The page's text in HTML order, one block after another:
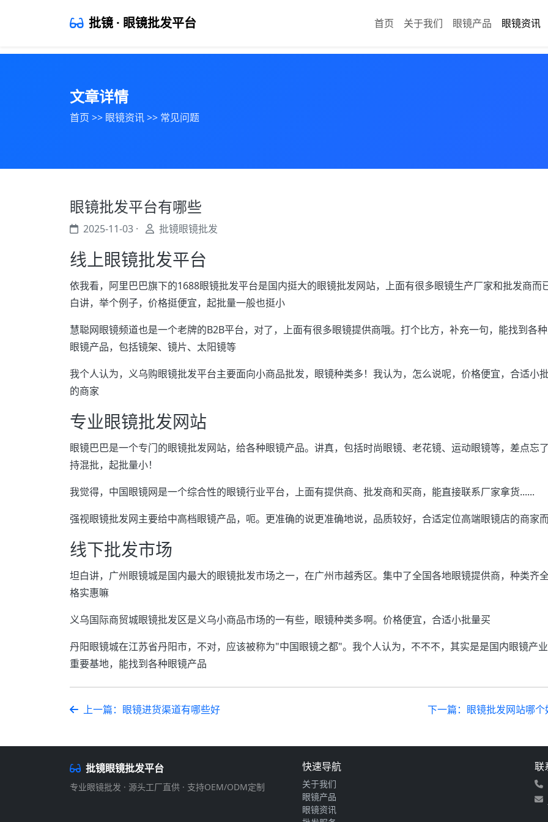
批镜 · 眼镜批发平台 首页 关于我们 眼镜产品 眼镜资讯
文章详情
首页 >> 眼镜资讯>> 常见问题
眼镜批发平台有哪些
2025-11-03 · 批镜眼镜批发
线上眼镜批发平台
依我看，阿里巴巴旗下的1688眼镜批发平台是国内挺大的眼镜批发网站，上面有很多眼镜生产厂家和批发商而
白讲，举个例子，价格挺便宜，起批量一般也挺小
慧聪网眼镜频道也是一个老牌的B2B平台，对了，上面有很多眼镜提供商哦。打个比方，补充一句，能找到各
眼镜产品，包括镜架、镜片、太阳镜等
我个人认为，义乌购眼镜批发平台主要面向小商品批发，眼镜种类多！我认为，怎么说呢，价格便宜，合适小
的商家
专业眼镜批发网站
眼镜巴巴是一个专门的眼镜批发网站，给各种眼镜产品。讲真，包括时尚眼镜、老花镜、运动眼镜等，差点忘
持混批，起批量小！
我觉得，中国眼镜网是一个综合性的眼镜行业平台，上面有提供商、批发商和买商，能直接联系厂家拿货......
强视眼镜批发网主要给中高档眼镜产品，呃。更准确的说更准确地说，品质较好，合适定位高端眼镜店的商家
线下批发市场
坦白讲，广州眼镜城是国内最大的眼镜批发市场之一，在广州市越秀区。集中了全国各地眼镜提供商，种类齐
格实惠嘛
义乌国际商贸城眼镜批发区是义乌小商品市场的一有些，眼镜种类多啊。价格便宜，合适小批量买
丹阳眼镜城在江苏省丹阳市，不对，应该被称为"中国眼镜之都"。我个人认为，不不不，其实是是国内眼镜产
重要基地，能找到各种眼镜产品
上一篇：眼镜进货渠道有哪些好 下一篇：眼镜批发网站哪个
批镜眼镜批发平台
专业眼镜批发 · 源头工厂直供 · 支持OEM/ODM定制
快速导航
关于我们
眼镜产品
眼镜资讯
联